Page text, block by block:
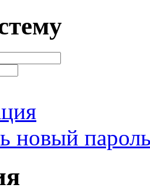
новый